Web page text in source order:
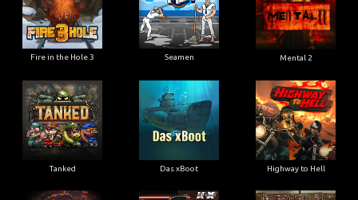
Fire in the Hole 3 Seamen Mental 2
Tanked Das xBoot Highway to Hell